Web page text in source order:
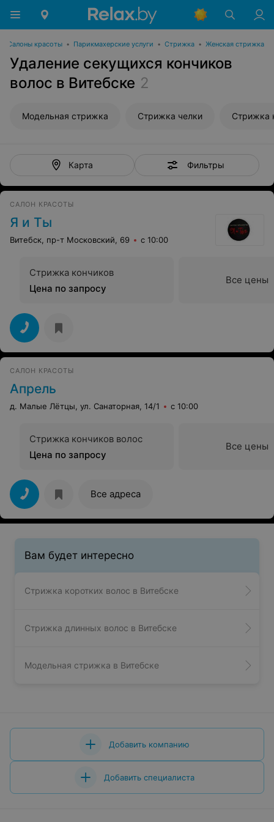
Салоны красоты • Парикмахерские услуги • Стрижка • Женская стрижка
Удаление секущихся кончиков
волос в Витебске 2
Модельная стрижка Стрижка челки Стрижка
Карта Фильтры
САЛОН КРАСОТЫ
Я и Ты
Витебск, пр-т Московский, 69 с 10:00
Стрижка кончиков
Цена по запросу
Все цены
САЛОН КРАСОТЫ
Апрель
д. Малые Лётцы, ул. Санаторная, 14/1 с 10:00
Стрижка кончиков волос
Цена по запросу
Все цены
Все адреса
Вам будет интересно
Стрижка коротких волос в Витебске
Стрижка длинных волос в Витебске
Модельная стрижка в Витебске
Добавить компанию
Добавить специалиста